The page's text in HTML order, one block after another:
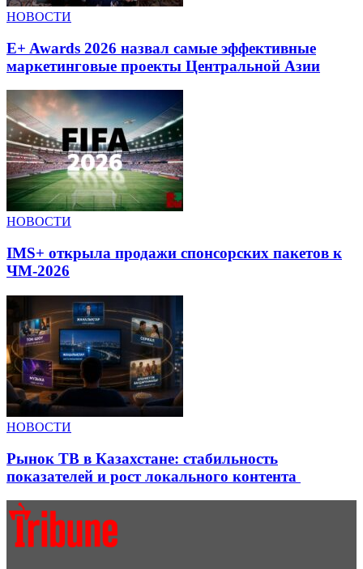
НОВОСТИ
E+ Awards 2026 назвал самые эффективные
маркетинговые проекты Центральной Азии
НОВОСТИ
IMS+ открыла продажи спонсорских пакетов к
ЧМ-2026
НОВОСТИ
Рынок ТВ в Казахстане: стабильность
показателей и рост локального контента